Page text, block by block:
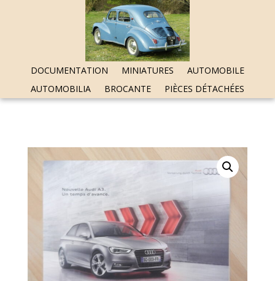
DOCUMENTATION MINIATURES
AUTOMOBILE
AUTOMOBILIA
BROCANTE PIÈCES DÉTACHÉES